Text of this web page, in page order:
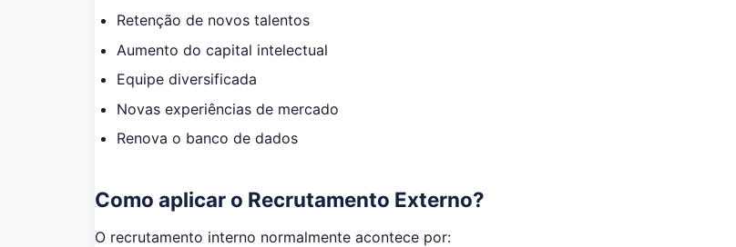
Retenção de novos talentos
Aumento do capital intelectual
Equipe diversificada
Novas experiências de mercado
Renova o banco de dados
Como aplicar o Recrutamento Externo?
O recrutamento interno normalmente acontece por: